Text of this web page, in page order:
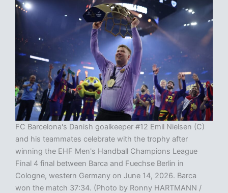
FC Barcelona's Danish goalkeeper #12 Emil Nielsen (C)
and his teammates celebrate with the trophy after
winning the EHF Men's Handball Champions League
Final 4 final between Barca and Fuechse Berlin in
Cologne, western Germany on June 14, 2026. Barca
won the match 37:34. (Photo by Ronny HARTMANN /